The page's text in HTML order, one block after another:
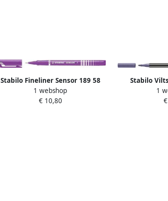
Stabilo Fineliner Sensor 189 58
fijn lila
1 webshop
€ 10,80
Stabilo
1